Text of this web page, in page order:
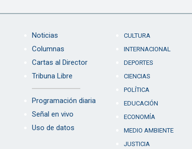
Noticias
Columnas
Cartas al Director
Tribuna Libre
Programación diaria
Señal en vivo
Uso de datos
CULTURA
INTERNACIONAL
DEPORTES
CIENCIAS
POLÍTICA
EDUCACIÓN
ECONOMÍA
MEDIO AMBIENTE
JUSTICIA